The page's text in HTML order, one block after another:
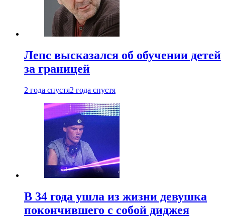
Лепс высказался об обучении детей
за границей
2 года спустя2 года спустя
В 34 года ушла из жизни девушка
покончившего с собой диджея